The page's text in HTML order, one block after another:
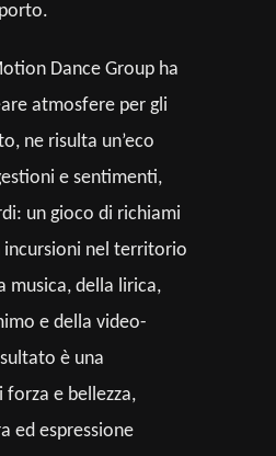
Dance Group ha
atmosfere per gli
ne risulta un’eco
e sentimenti,
un gioco di richiami
incursioni nel territorio
musica, della lirica,
e della video-
è una
forza e bellezza,
ed espressione